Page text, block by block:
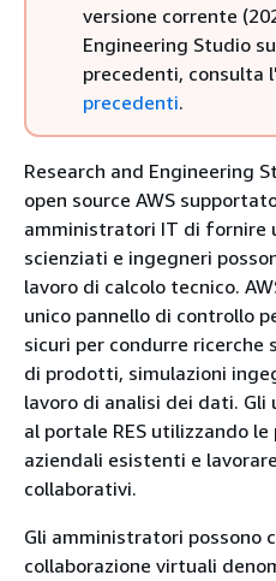
versione corrente
Engineering Studio
precedenti, consulta l'
precedenti.
Research and Engineering
open source AWS
amministratori IT di fornire
scienziati e ingegneri
lavoro di calcolo tecnico.
unico pannello di controllo
sicuri per condurre
di prodotti, simulazioni
lavoro di analisi dei dati.
al portale RES utilizzando
aziendali esistenti e
collaborativi.
Gli amministratori possono
collaborazione virtuali